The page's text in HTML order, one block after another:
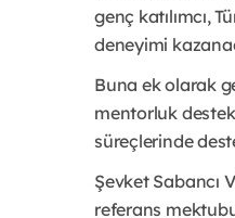
genç katılımcı,
deneyimi
Buna ek olarak
mentorluk
süreçlerinde
Şevket Sabancı
referans